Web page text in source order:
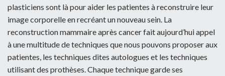
plasticiens sont là pour aider les patientes à reconstruire leur
image corporelle en recréant un nouveau sein. La
reconstruction mammaire après cancer fait aujourd’hui appel
à une multitude de techniques que nous pouvons proposer aux
patientes, les techniques dites autologues et les techniques
utilisant des prothèses. Chaque technique garde ses